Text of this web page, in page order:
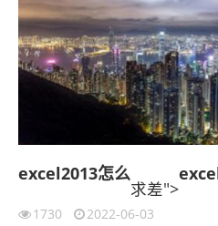
excel2013怎么
求差">
1730 2022-06-03